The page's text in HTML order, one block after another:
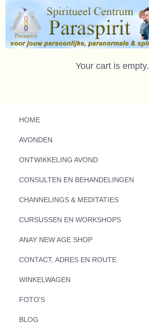
Your cart is empty.
HOME
AVONDEN
ONTWIKKELING AVOND
CONSULTEN EN BEHANDELINGEN
CHANNELINGS & MEDITATIES
CURSUSSEN EN WORKSHOPS
ANAY NEW AGE SHOP
CONTACT, ADRES EN ROUTE
WINKELWAGEN
FOTO'S
BLOG